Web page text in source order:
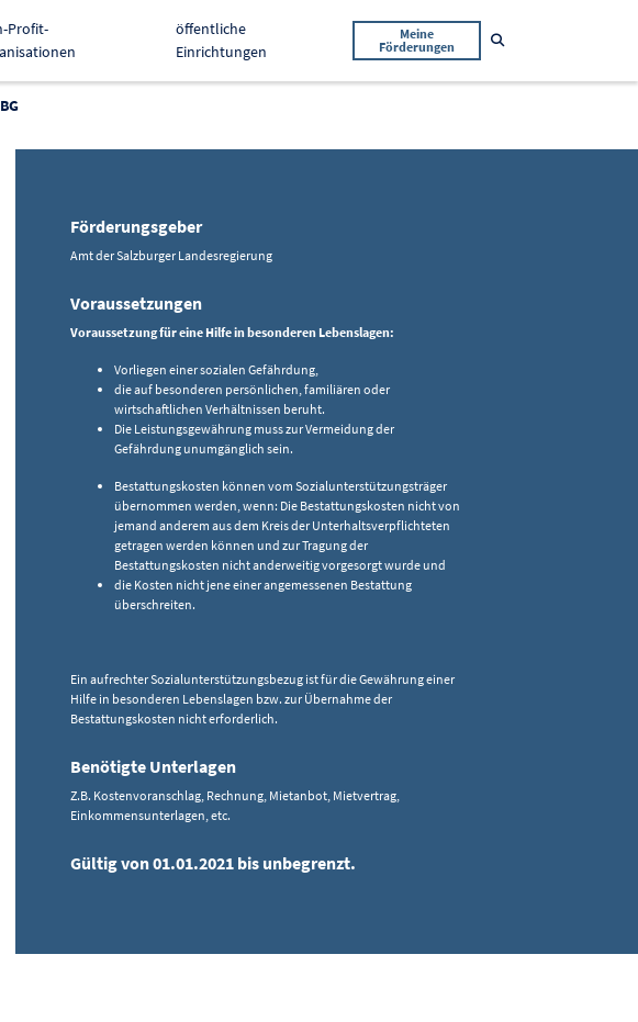
Profit-
öffentliche
Einrichtungen
Meine
Förderungen
Förderungsgeber
Amt der Salzburger Landesregierung
Voraussetzungen
Voraussetzung für eine Hilfe in besonderen Lebenslagen:
Vorliegen einer sozialen Gefährdung,
die auf besonderen persönlichen, familiären oder
wirtschaftlichen Verhältnissen beruht.
Die Leistungsgewährung muss zur Vermeidung der
Gefährdung unumgänglich sein.
Bestattungskosten können vom Sozialunterstützungsträger
übernommen werden, wenn: Die Bestattungskosten nicht von
jemand anderem aus dem Kreis der Unterhaltsverpflichteten
getragen werden können und zur Tragung der
Bestattungskosten nicht anderweitig vorgesorgt wurde und
die Kosten nicht jene einer angemessenen Bestattung
überschreiten.
Ein aufrechter Sozialunterstützungsbezug ist für die Gewährung einer
Hilfe in besonderen Lebenslagen bzw. zur Übernahme der
Bestattungskosten nicht erforderlich.
Benötigte Unterlagen
Z.B. Kostenvoranschlag, Rechnung, Mietanbot, Mietvertrag,
Einkommensunterlagen, etc.
Gültig von 01.01.2021 bis unbegrenzt.